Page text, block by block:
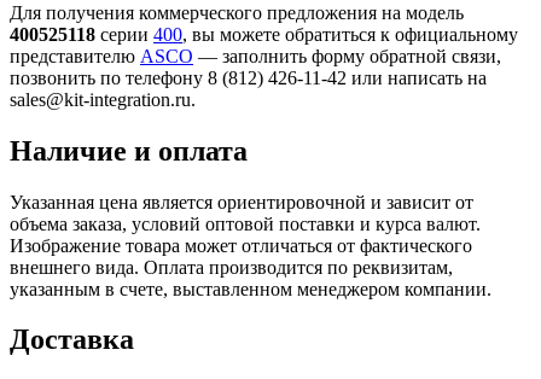
Для получения коммерческого предложения на модель
400525118 серии 400, вы можете обратиться к официальному
представителю ASCO — заполнить форму обратной связи,
позвонить по телефону 8 (812) 426-11-42 или написать на
sales@kit-integration.ru.
Наличие и оплата
Указанная цена является ориентировочной и зависит от
объема заказа, условий оптовой поставки и курса валют.
Изображение товара может отличаться от фактического
внешнего вида. Оплата производится по реквизитам,
указанным в счете, выставленном менеджером компании.
Доставка